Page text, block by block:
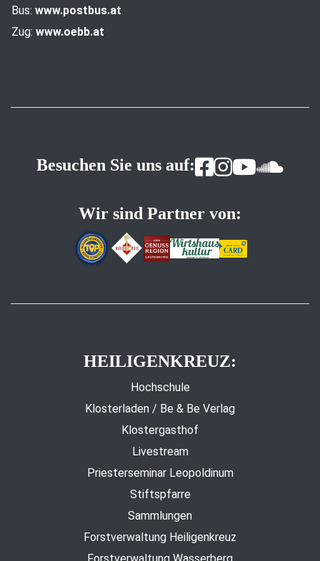
Bus: www.postbus.at
Zug: www.oebb.at
Besuchen Sie uns auf:
Wir sind Partner von:
HEILIGENKREUZ:
Hochschule
Klosterladen / Be & Be Verlag
Klostergasthof
Livestream
Priesterseminar Leopoldinum
Stiftspfarre
Sammlungen
Forstverwaltung Heiligenkreuz